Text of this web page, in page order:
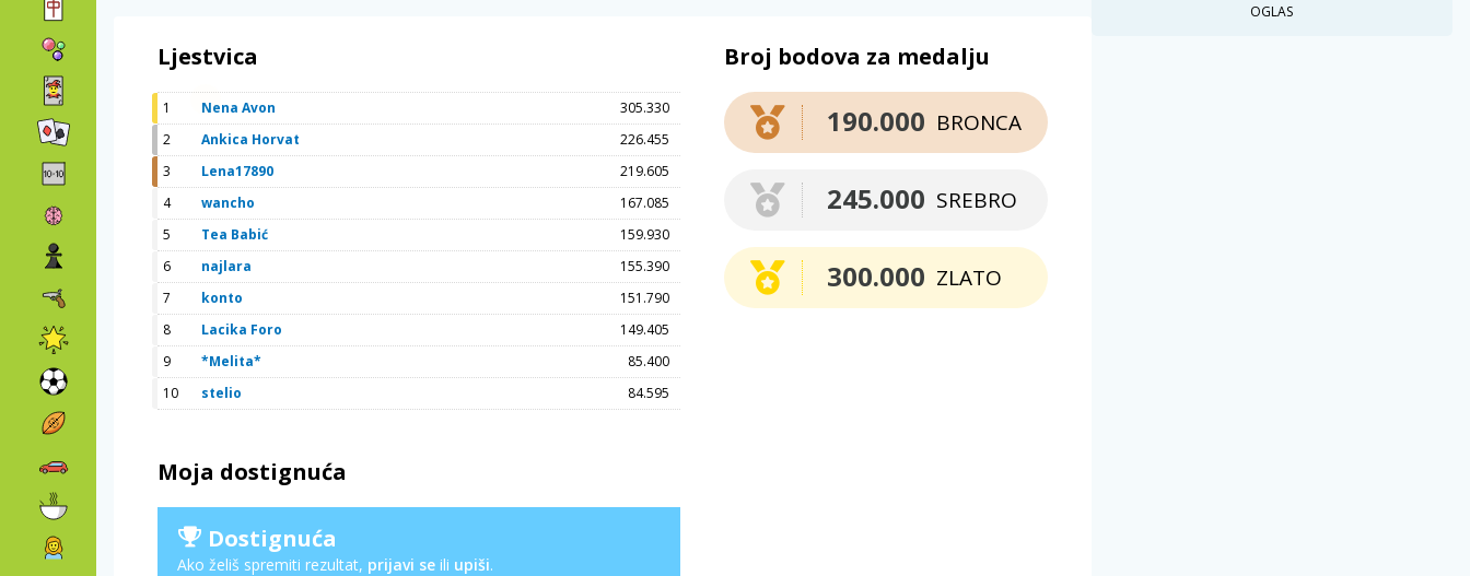
Ljestvica
1 Nena Avon
305.330
2
Ankica Horvat
226.455
3
Lena17890
219.605
4
wancho
167.085
5
Tea Babić
159.930
6
najlara
155.390
7
konto
151.790
8
Lacika Foro
149.405
9
*Melita*
85.400
10
stelio 84.595
Moja dostignuća
Dostignuća
Ako želiš spremiti rezultat, prijavi se ili upiši.
Broj bodova za medalju
BRONCA
190.000
SREBRO
245.000
ZLATO
300.000
OGLAS